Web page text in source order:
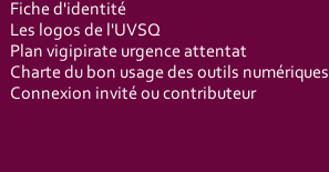
Fiche d'identité
Les logos de l'UVSQ
Plan vigipirate urgence attentat
Charte du bon usage des outils numériques
Connexion invité ou contributeur